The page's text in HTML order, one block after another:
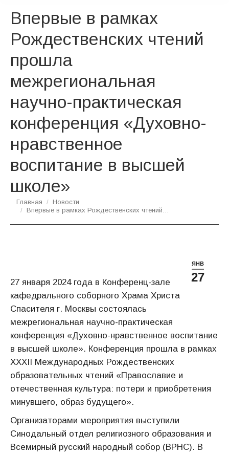
Впервые в рамках
Рождественских чтений
прошла
межрегиональная
научно-практическая
конференция «Духовно-
нравственное
воспитание в высшей
школе»
Вы здесь:
Главная
Новости
Впервые в рамках Рождественских чтений…
ЯНВ
27
27 января 2024 года в Конференц-зале
кафедрального соборного Храма Христа
Спасителя г. Москвы состоялась
межрегиональная научно-практическая
конференция «Духовно-нравственное воспитание
в высшей школе». Конференция прошла в рамках
XXXII Международных Рождественских
образовательных чтений «Православие и
отечественная культура: потери и приобретения
минувшего, образ будущего».
Организаторами мероприятия выступили
Синодальный отдел религиозного образования и
Всемирный русский народный собор (ВРНС). В